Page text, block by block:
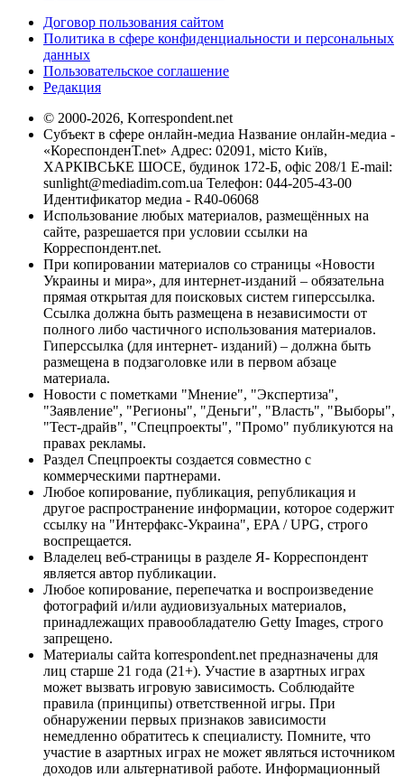
Договор пользования сайтом
Политика в сфере конфиденциальности и персональных
данных
Пользовательское соглашение
Редакция
© 2000-2026, Korrespondent.net
Субъект в сфере онлайн-медиа Название онлайн-медиа -
«КореспонденТ.net» Адрес: 02091, місто Київ,
ХАРКІВСЬКЕ ШОСЕ, будинок 172-Б, офіс 208/1 E-mail:
sunlight@mediadim.com.ua Телефон: 044-205-43-00
Идентификатор медиа - R40-06068
Использование любых материалов, размещённых на
сайте, разрешается при условии ссылки на
Корреспондент.net.
При копировании материалов со страницы «Новости
Украины и мира», для интернет-изданий – обязательна
прямая открытая для поисковых систем гиперссылка.
Ссылка должна быть размещена в независимости от
полного либо частичного использования материалов.
Гиперссылка (для интернет- изданий) – должна быть
размещена в подзаголовке или в первом абзаце
материала.
Новости с пометками "Мнение", "Экспертиза",
"Заявление", "Регионы", "Деньги", "Власть", "Выборы",
"Тест-драйв", "Спецпроекты", "Промо" публикуются на
правах рекламы.
Раздел Спецпроекты создается совместно с
коммерческими партнерами.
Любое копирование, публикация, републикация и
другое распространение информации, которое содержит
ссылку на "Интерфакс-Украина", EPA / UPG, строго
воспрещается.
Владелец веб-страницы в разделе Я- Корреспондент
является автор публикации.
Любое копирование, перепечатка и воспроизведение
фотографий и/или аудиовизуальных материалов,
принадлежащих правообладателю Getty Images, строго
запрещено.
Материалы сайта korrespondent.net предназначены для
лиц старше 21 года (21+). Участие в азартных играх
может вызвать игровую зависимость. Соблюдайте
правила (принципы) ответственной игры. При
обнаружении первых признаков зависимости
немедленно обратитесь к специалисту. Помните, что
участие в азартных играх не может являться источником
доходов или альтернативой работе. Информационный